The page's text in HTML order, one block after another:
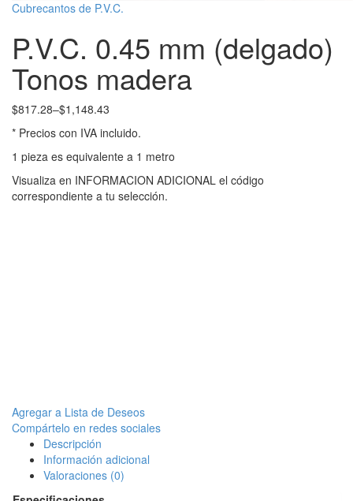
Cubrecantos de P.V.C.
P.V.C. 0.45 mm (delgado)
Tonos madera
$817.28–$1,148.43
* Precios con IVA incluido.
1 pieza es equivalente a 1 metro
Visualiza en INFORMACION ADICIONAL el código
correspondiente a tu selección.
Agregar a Lista de Deseos
Compártelo en redes sociales
Descripción
Información adicional
Valoraciones (0)